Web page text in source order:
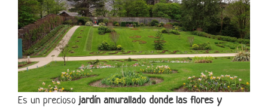
Es un precioso jardín amurallado donde las flores y